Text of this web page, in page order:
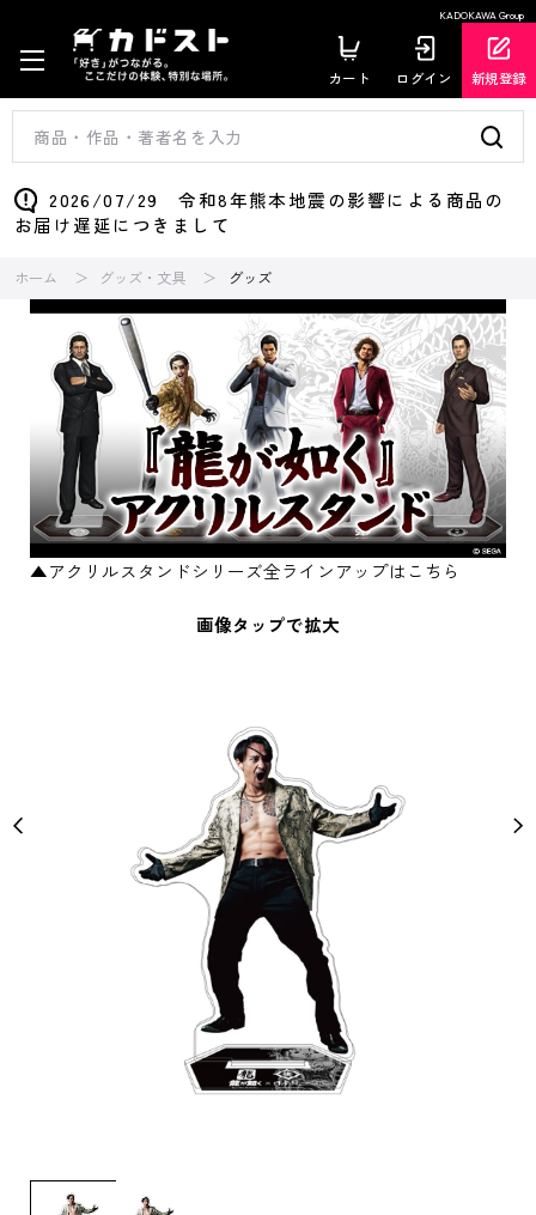
KADOKAWA Group
カート ログイン 新規登録
2026/07/29 令和8年熊本地震の影響による商品の
お届け遅延につきまして
ホーム グッズ・文具 グッズ
▲アクリルスタンドシリーズ全ラインアップはこちら
画像タップで拡大